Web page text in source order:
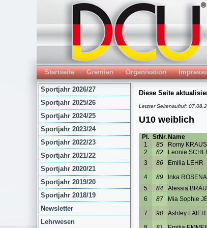
Startseite Gremien Organisation
Sportjahr 2026/27
Sportjahr 2025/26
Sportjahr 2024/25
Sportjahr 2023/24
Sportjahr 2022/23
Sportjahr 2021/22
Sportjahr 2020/21
Sportjahr 2019/20
Sportjahr 2018/19
Newsletter
Lehrwesen